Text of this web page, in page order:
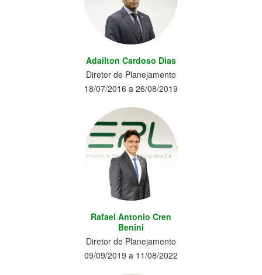
Adailton Cardoso Dias
Diretor de Planejamento
18/07/2016 a 26/08/2019
Rafael Antonio Cren
Benini
Diretor de Planejamento
09/09/2019 a 11/08/2022